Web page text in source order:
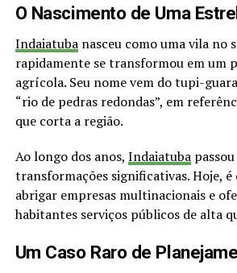
O Nascimento de Uma
Indaiatubanasceu como uma vila no
rapidamente se transformou em um
agrícola. Seu nome vem do tupi-
“rio de pedras redondas”, em
que corta a região.
Ao longo dos anos, Indaiatuba
transformações significativas. Hoje,
abrigar empresas multinacionais e
habitantes serviços públicos de alta
Um Caso Raro de